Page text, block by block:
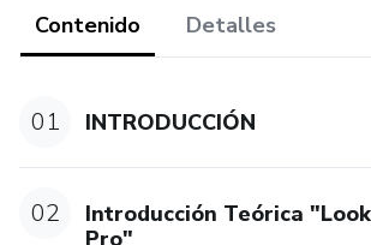
Contenido Detalles
01 INTRODUCCIÓN
02
Introducción Teórica
Pro"